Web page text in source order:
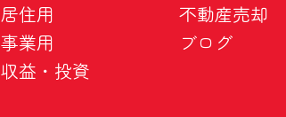
居住用
事業用
収益・投資
不動産売却
ブログ